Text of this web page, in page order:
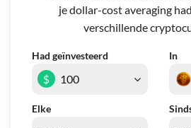
je dollar-cost averaging
verschillende
Had geïnvesteerd In
Elke
$